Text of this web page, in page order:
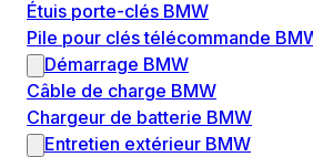
Étuis porte-clés BMW
Pile pour clés télécommande
Démarrage BMW
Câble de charge BMW
Chargeur de batterie BMW
Entretien extérieur BMW